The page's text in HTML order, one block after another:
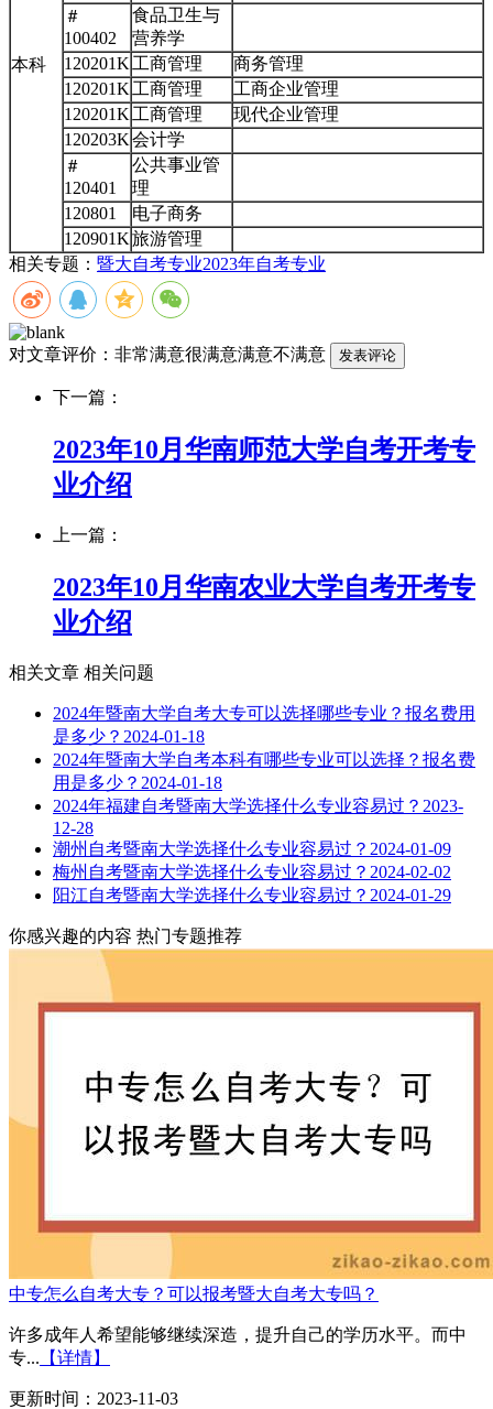
本科
＃
100402
食品卫生与
营养学
120201K 工商管理
商务管理
120201K 工商管理
工商企业管理
120201K 工商管理
现代企业管理
120203K会计学
＃
120401
公共事业管
理
120801
电子商务
120901K旅游管理
相关专题： 暨大自考专业2023年自考专业
对文章评价： 非常满意很满意满意不满意
下一篇：
2023年10月华南师范大学自考开考专
业介绍
上一篇：
2023年10月华南农业大学自考开考专
业介绍
相关文章 相关问题
2024年暨南大学自考大专可以选择哪些专业？报名费用
是多少？ 2024-01-18
2024年暨南大学自考本科有哪些专业可以选择？报名费
用是多少？ 2024-01-18
2024年福建自考暨南大学选择什么专业容易过？ 2023-
12-28
潮州自考暨南大学选择什么专业容易过？ 2024-01-09
梅州自考暨南大学选择什么专业容易过？ 2024-02-02
阳江自考暨南大学选择什么专业容易过？ 2024-01-29
你感兴趣的内容 热门专题推荐
中专怎么自考大专？可以报考暨大自考大专吗？
许多成年人希望能够继续深造，提升自己的学历水平。而中
专... 【详情】
更新时间：2023-11-03